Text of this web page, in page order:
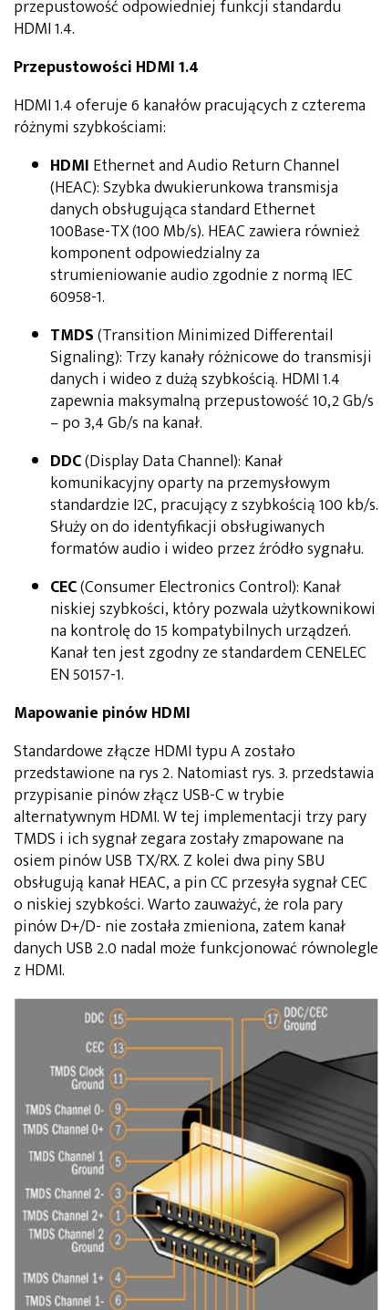
przepustowość odpowiedniej funkcji standardu
HDMI 1.4.
Przepustowości HDMI 1.4
HDMI 1.4 oferuje 6 kanałów pracujących z czterema
różnymi szybkościami:
HDMI Ethernet and Audio Return Channel
(HEAC): Szybka dwukierunkowa transmisja
danych obsługująca standard Ethernet
100Base-TX (100 Mb/s). HEAC zawiera również
komponent odpowiedzialny za
strumieniowanie audio zgodnie z normą IEC
60958-1.
TMDS(Transition Minimized Differentail
Signaling): Trzy kanały różnicowe do transmisji
danych i wideo z dużą szybkością. HDMI 1.4
zapewnia maksymalną przepustowość 10,2 Gb/s
– po 3,4 Gb/s na kanał.
DDC(Display Data Channel): Kanał
komunikacyjny oparty na przemysłowym
standardzie I2C, pracujący z szybkością 100 kb/s.
Służy on do identyfikacji obsługiwanych
formatów audio i wideo przez źródło sygnału.
CEC(Consumer Electronics Control): Kanał
niskiej szybkości, który pozwala użytkownikowi
na kontrolę do 15 kompatybilnych urządzeń.
Kanał ten jest zgodny ze standardem CENELEC
EN 50157-1.
Mapowanie pinów HDMI
Standardowe złącze HDMI typu A zostało
przedstawione na rys 2. Natomiast rys. 3. przedstawia
przypisanie pinów złącz USB-C w trybie
alternatywnym HDMI. W tej implementacji trzy pary
TMDS i ich sygnał zegara zostały zmapowane na
osiem pinów USB TX/RX. Z kolei dwa piny SBU
obsługują kanał HEAC, a pin CC przesyła sygnał CEC
o niskiej szybkości. Warto zauważyć, że rola pary
pinów D+/D- nie została zmieniona, zatem kanał
danych USB 2.0 nadal może funkcjonować równolegle
z HDMI.